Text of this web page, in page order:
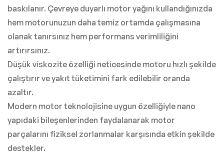
baskılanır. Çevreye duyarlı motor yağını kullandığınızda
hem motorunuzun daha temiz ortamda çalışmasına
olanak tanırsınız hem performans verimliliğini
artırırsınız.
Düşük viskozite özelliği neticesinde motoru hızlı şekilde
çalıştırır ve yakıt tüketimini fark edilebilir oranda
azaltır.
Modern motor teknolojisine uygun özelliğiyle nano
yapıdaki bileşenlerinden faydalanarak motor
parçalarını fiziksel zorlanmalar karşısında etkin şekilde
destekler.